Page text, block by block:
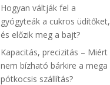
Hogyan váltják fel a
gyógyteák a cukros üdítőket,
és előzik meg a bajt?
Kapacitás, precizitás – Miért
nem bízható bárkire a mega
pótkocsis szállítás?